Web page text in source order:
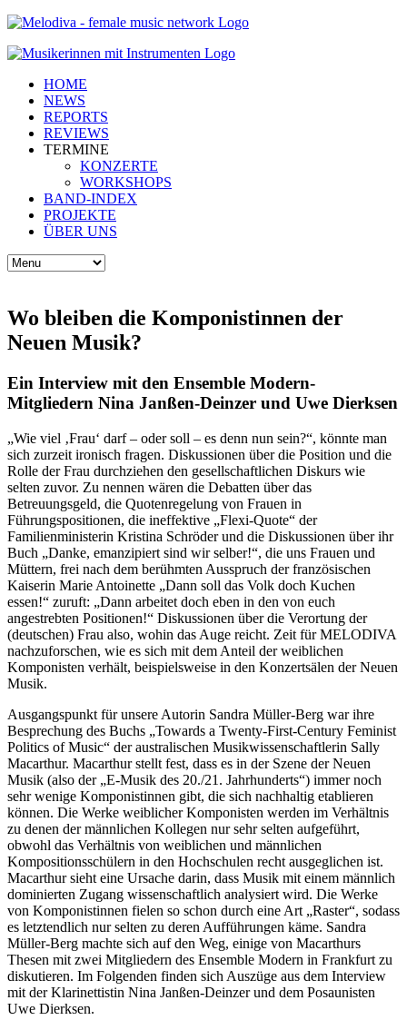
HOME
NEWS
REPORTS
REVIEWS
TERMINE
KONZERTE
WORKSHOPS
BAND-INDEX
PROJEKTE
ÜBER UNS
Wo bleiben die Komponistinnen der
Neuen Musik?
Ein Interview mit den Ensemble Modern-
Mitgliedern Nina Janßen-Deinzer und Uwe Dierksen
„Wie viel ‚Frau‘ darf – oder soll – es denn nun sein?“, könnte man
sich zurzeit ironisch fragen. Diskussionen über die Position und die
Rolle der Frau durchziehen den gesellschaftlichen Diskurs wie
selten zuvor. Zu nennen wären die Debatten über das
Betreuungsgeld, die Quotenregelung von Frauen in
Führungspositionen, die ineffektive „Flexi-Quote“ der
Familienministerin Kristina Schröder und die Diskussionen über ihr
Buch „Danke, emanzipiert sind wir selber!“, die uns Frauen und
Müttern, frei nach dem berühmten Ausspruch der französischen
Kaiserin Marie Antoinette „Dann soll das Volk doch Kuchen
essen!“ zuruft: „Dann arbeitet doch eben in den von euch
angestrebten Positionen!“ Diskussionen über die Verortung der
(deutschen) Frau also, wohin das Auge reicht. Zeit für MELODIVA
nachzuforschen, wie es sich mit dem Anteil der weiblichen
Komponisten verhält, beispielsweise in den Konzertsälen der Neuen
Musik.
Ausgangspunkt für unsere Autorin Sandra Müller-Berg war ihre
Besprechung des Buchs „Towards a Twenty-First-Century Feminist
Politics of Music“ der australischen Musikwissenschaftlerin Sally
Macarthur. Macarthur stellt fest, dass es in der Szene der Neuen
Musik (also der „E-Musik des 20./21. Jahrhunderts“) immer noch
sehr wenige Komponistinnen gibt, die sich nachhaltig etablieren
können. Die Werke weiblicher Komponisten werden im Verhältnis
zu denen der männlichen Kollegen nur sehr selten aufgeführt,
obwohl das Verhältnis von weiblichen und männlichen
Kompositionsschülern in den Hochschulen recht ausgeglichen ist.
Macarthur sieht eine Ursache darin, dass Musik mit einem männlich
dominierten Zugang wissenschaftlich analysiert wird. Die Werke
von Komponistinnen fielen so schon durch eine Art „Raster“, sodass
es letztendlich nur selten zu deren Aufführungen käme. Sandra
Müller-Berg machte sich auf den Weg, einige von Macarthurs
Thesen mit zwei Mitgliedern des Ensemble Modern in Frankfurt zu
diskutieren. Im Folgenden finden sich Auszüge aus dem Interview
mit der Klarinettistin Nina Janßen-Deinzer und dem Posaunisten
Uwe Dierksen.